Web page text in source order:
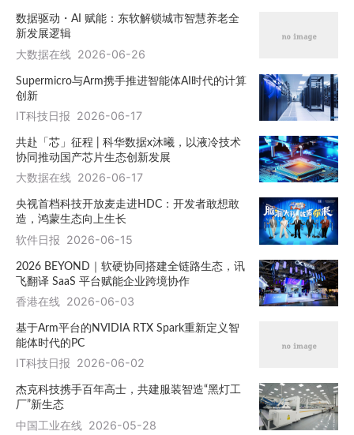
数据驱动・AI 赋能：东软解锁城市智慧养老全
新发展逻辑
大数据在线 2026-06-26
Supermicro与Arm携手推进智能体AI时代的计算
创新
IT科技日报 2026-06-17
共赴「芯」征程 | 科华数据x沐曦，以液冷技术
协同推动国产芯片生态创新发展
大数据在线 2026-06-17
央视首档科技开放麦走进HDC：开发者敢想敢
造，鸿蒙生态向上生长
软件日报 2026-06-15
2026 BEYOND｜软硬协同搭建全链路生态，讯
飞翻译 SaaS 平台赋能企业跨境协作
香港在线 2026-06-03
基于Arm平台的NVIDIA RTX Spark重新定义智
能体时代的PC
IT科技日报 2026-06-02
杰克科技携手百年高士，共建服装智造“黑灯工
厂”新生态
中国工业在线 2026-05-28